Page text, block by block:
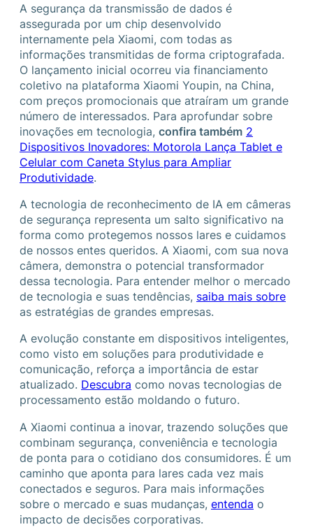
A segurança da transmissão de dados é
assegurada por um chip desenvolvido
internamente pela Xiaomi, com todas as
informações transmitidas de forma criptografada.
O lançamento inicial ocorreu via financiamento
coletivo na plataforma Xiaomi Youpin, na China,
com preços promocionais que atraíram um grande
número de interessados. Para aprofundar sobre
inovações em tecnologia, confira também 2
Dispositivos Inovadores: Motorola Lança Tablet e
Celular com Caneta Stylus para Ampliar
Produtividade.
A tecnologia de reconhecimento de IA em câmeras
de segurança representa um salto significativo na
forma como protegemos nossos lares e cuidamos
de nossos entes queridos. A Xiaomi, com sua nova
câmera, demonstra o potencial transformador
dessa tecnologia. Para entender melhor o mercado
de tecnologia e suas tendências, saiba mais sobre
as estratégias de grandes empresas.
A evolução constante em dispositivos inteligentes,
como visto em soluções para produtividade e
comunicação, reforça a importância de estar
atualizado. Descubra como novas tecnologias de
processamento estão moldando o futuro.
A Xiaomi continua a inovar, trazendo soluções que
combinam segurança, conveniência e tecnologia
de ponta para o cotidiano dos consumidores. É um
caminho que aponta para lares cada vez mais
conectados e seguros. Para mais informações
sobre o mercado e suas mudanças, entenda o
impacto de decisões corporativas.